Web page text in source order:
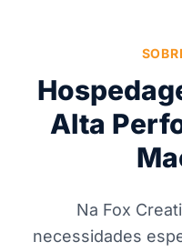
Alta
Na Fox
necessidades